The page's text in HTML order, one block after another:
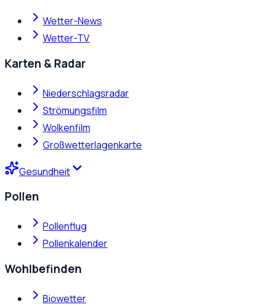
Wetter-News
Wetter-TV
Karten & Radar
Niederschlagsradar
Strömungsfilm
Wolkenfilm
Großwetterlagenkarte
Gesundheit
Pollen
Pollenflug
Pollenkalender
Wohlbefinden
Biowetter